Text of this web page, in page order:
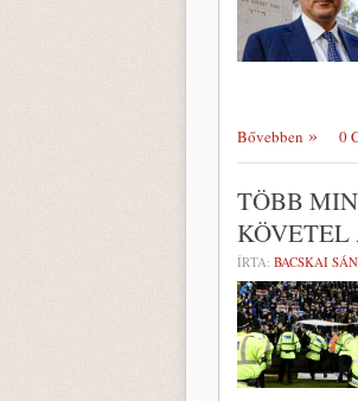
Bővebben 0
TÖBB
ÍRTA: BACSKAI